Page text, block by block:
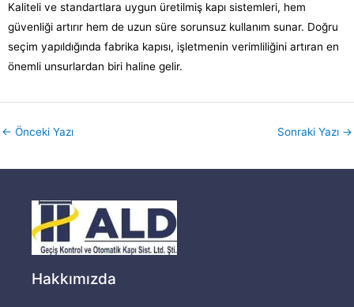
Kaliteli ve standartlara uygun üretilmiş kapı sistemleri, hem
güvenliği artırır hem de uzun süre sorunsuz kullanım sunar. Doğru
seçim yapıldığında fabrika kapısı, işletmenin verimliliğini artıran en
önemli unsurlardan biri haline gelir.
← Önceki Yazı Sonraki Yazı →
Hakkımızda